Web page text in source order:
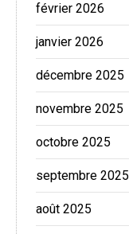
février 2026
janvier 2026
décembre 2025
novembre 2025
octobre 2025
septembre 2025
août 2025